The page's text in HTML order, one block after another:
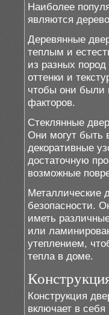
Наиболее
являются
Деревянные
теплым и
из разных
оттенки и
чтобы они были
факторов.
Стеклянные
Они могут быть
декоративные
достаточную
возможные
Металлические
безопасности.
иметь
или
утеплением,
тепла в доме.
Конструкция
включает в